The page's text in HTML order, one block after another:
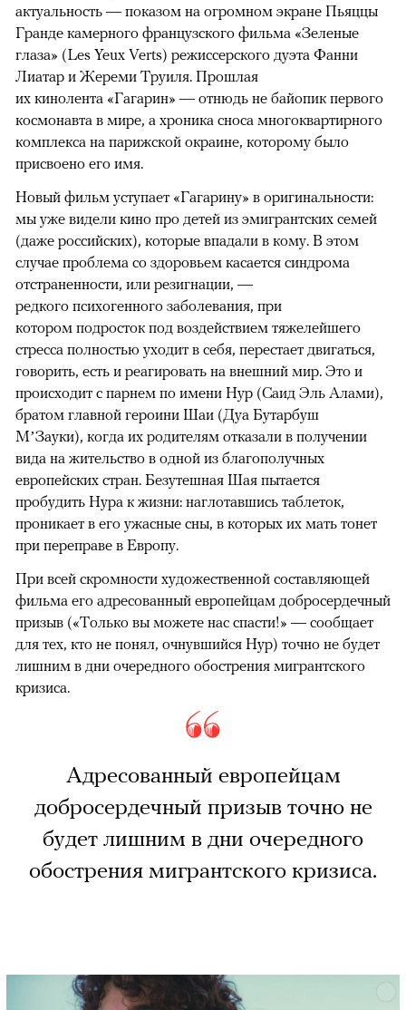
актуальность — показом на огромном экране Пьяццы
Гранде камерного французского фильма «Зеленые
глаза» (Les Yeux Verts) режиссерского дуэта Фанни
Лиатар и Жереми Труиля. Прошлая
их кинолента «Гагарин» — отнюдь не байопик первого
космонавта в мире, а хроника сноса многоквартирного
комплекса на парижской окраине, которому было
присвоено его имя.
Новый фильм уступает «Гагарину» в оригинальности:
мы уже видели кино про детей из эмигрантских семей
(даже российских), которые впадали в кому. В этом
случае проблема со здоровьем касается синдрома
отстраненности, или резигнации, —
редкого психогенного заболевания, при
котором подросток под воздействием тяжелейшего
стресса полностью уходит в себя, перестает двигаться,
говорить, есть и реагировать на внешний мир. Это и
происходит с парнем по имени Нур (Саид Эль Алами),
братом главной героини Шаи (Дуа Бутарбуш
М’Зауки), когда их родителям отказали в получении
вида на жительство в одной из благополучных
европейских стран. Безутешная Шая пытается
пробудить Нура к жизни: наглотавшись таблеток,
проникает в его ужасные сны, в которых их мать тонет
при переправе в Европу.
При всей скромности художественной составляющей
фильма его адресованный европейцам добросердечный
призыв («Только вы можете нас спасти!» — сообщает
для тех, кто не понял, очнувшийся Нур) точно не будет
лишним в дни очередного обострения мигрантского
кризиса.
Адресованный европейцам
добросердечный призыв точно не
будет лишним в дни очередного
обострения мигрантского кризиса.